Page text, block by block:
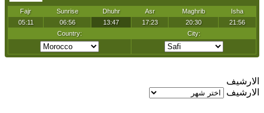
الارشيف
الارشيف